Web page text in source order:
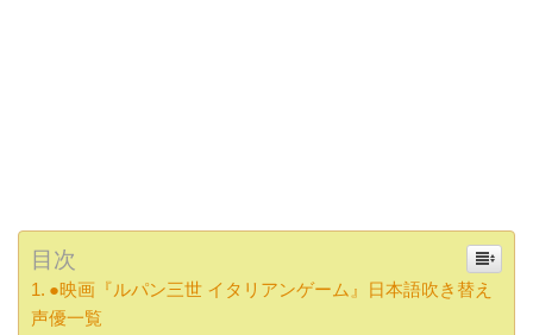
目次
●映画『ルパン三世 イタリアンゲーム』日本語吹き替え
声優一覧